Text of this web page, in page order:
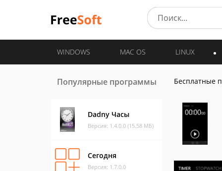
WINDOWS MAC OS LINUX
Популярные программы
Dadny Часы
Версия: 1.4.0.0 (15.58 МБ)
Сегодня
Версия: 1.7.0.0
Бесплатные